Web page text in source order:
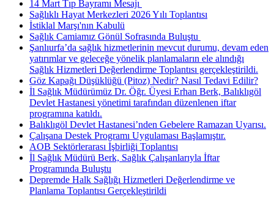
14 Mart Tıp Bayramı Mesajı ​
Sağlıklı Hayat Merkezleri 2026 Yılı Toplantısı
İstiklal Marşı'nın Kabulü
Sağlık Camiamız Gönül Sofrasında Buluştu ​
Şanlıurfa’da sağlık hizmetlerinin mevcut durumu, devam eden
yatırımlar ve geleceğe yönelik planlamaların ele alındığı
Sağlık Hizmetleri Değerlendirme Toplantısı gerçekleştirildi.
Göz Kapağı Düşüklüğü (Pitoz) Nedir? Nasıl Tedavi Edilir?
İl Sağlık Müdürümüz Dr. Öğr. Üyesi Erhan Berk, Balıklıgöl
Devlet Hastanesi yönetimi tarafından düzenlenen iftar
programına katıldı.
Balıklıgöl Devlet Hastanesi’nden Gebelere Ramazan Uyarısı.
Çalışana Destek Programı Uygulaması Başlamıştır.
AOB Sektörlerarası İşbirliği Toplantısı
İl Sağlık Müdürü Berk, Sağlık Çalışanlarıyla İftar
Programında Buluştu
Depremde Halk Sağlığı Hizmetleri Değerlendirme ve
Planlama Toplantısı Gerçekleştirildi